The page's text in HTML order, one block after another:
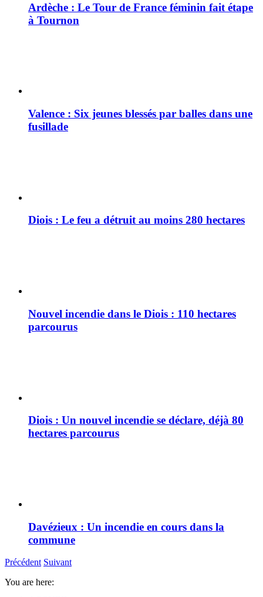
Ardèche : Le Tour de France féminin fait étape
à Tournon
Valence : Six jeunes blessés par balles dans une
fusillade
Diois : Le feu a détruit au moins 280 hectares
Nouvel incendie dans le Diois : 110 hectares
parcourus
Diois : Un nouvel incendie se déclare, déjà 80
hectares parcourus
Davézieux : Un incendie en cours dans la
commune
Précédent Suivant
You are here: